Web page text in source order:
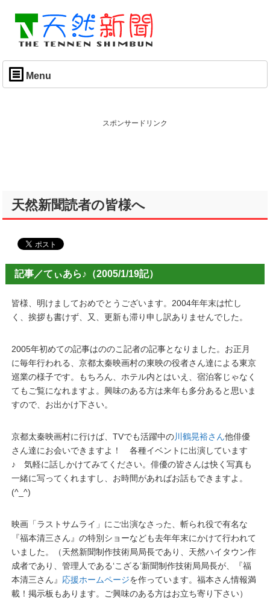
Menu
スポンサードリンク
天然新聞読者の皆様へ
記事／てぃあら♪（2005/1/19記）
皆様、明けましておめでとうございます。2004年年末は忙し
く、挨拶も書けず、又、更新も滞り申し訳ありませんでした。
2005年初めての記事はののこ記者の記事となりました。お正月
に毎年行われる、京都太秦映画村の東映の役者さん達による東京
巡業の様子です。もちろん、ホテル内とはいえ、宿泊客じゃなく
てもご覧になれますよ。興味のある方は来年も多分あると思いま
すので、お出かけ下さい。
京都太秦映画村に行けば、TVでも活躍中の川鶴晃裕さん他俳優
さん達にお会いできますよ！ 各種イベントに出演しています
♪ 気軽に話しかけてみてください。俳優の皆さんは快く写真も
一緒に写ってくれますし、お時間があればお話もできますよ。
(^_^)
映画「ラストサムライ」にご出演なさった、斬られ役で有名な
『福本清三さん』の特別ショーなども去年年末にかけて行われて
いました。（天然新聞制作技術局局長であり、天然ハイタウン作
成者であり、管理人である‘こざる’新聞制作技術局局長が、『福
本清三さん』 応援ホームページを作っています。福本さん情報満
載！掲示板もあります。ご興味のある方はお立ち寄り下さい）